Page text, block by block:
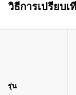
วิธีการเปรียบเ
รุ่น